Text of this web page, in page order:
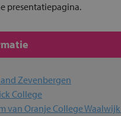
presentatiepagina.
Zevenbergen
College
van Oranje College Waalwijk